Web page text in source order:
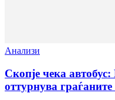
Анализи
Скопје чека
оттурнува